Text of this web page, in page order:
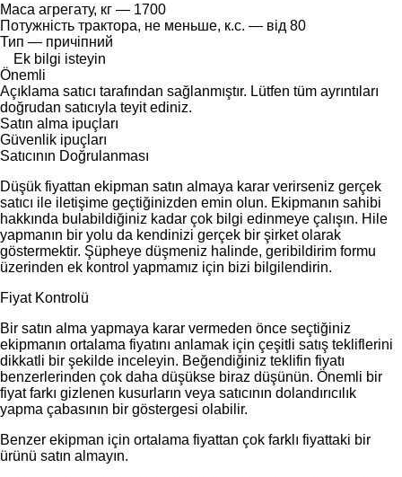
Маса агрегату, кг — 1700
Потужність трактора, не меньше, к.с. — від 80
Тип — причіпний
Ek bilgi isteyin
Önemli
Açıklama satıcı tarafından sağlanmıştır. Lütfen tüm ayrıntıları
doğrudan satıcıyla teyit ediniz.
Satın alma ipuçları
Güvenlik ipuçları
Satıcının Doğrulanması
Düşük fiyattan ekipman satın almaya karar verirseniz gerçek
satıcı ile iletişime geçtiğinizden emin olun. Ekipmanın sahibi
hakkında bulabildiğiniz kadar çok bilgi edinmeye çalışın. Hile
yapmanın bir yolu da kendinizi gerçek bir şirket olarak
göstermektir. Şüpheye düşmeniz halinde, geribildirim formu
üzerinden ek kontrol yapmamız için bizi bilgilendirin.
Fiyat Kontrolü
Bir satın alma yapmaya karar vermeden önce seçtiğiniz
ekipmanın ortalama fiyatını anlamak için çeşitli satış tekliflerini
dikkatli bir şekilde inceleyin. Beğendiğiniz teklifin fiyatı
benzerlerinden çok daha düşükse biraz düşünün. Önemli bir
fiyat farkı gizlenen kusurların veya satıcının dolandırıcılık
yapma çabasının bir göstergesi olabilir.
Benzer ekipman için ortalama fiyattan çok farklı fiyattaki bir
ürünü satın almayın.